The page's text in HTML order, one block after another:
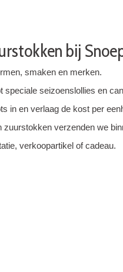
bij
smaken en merken.
speciale seizoens­lollies en
in en verlaag de kost per
verzenden we
verkoopartikel of cadeau.